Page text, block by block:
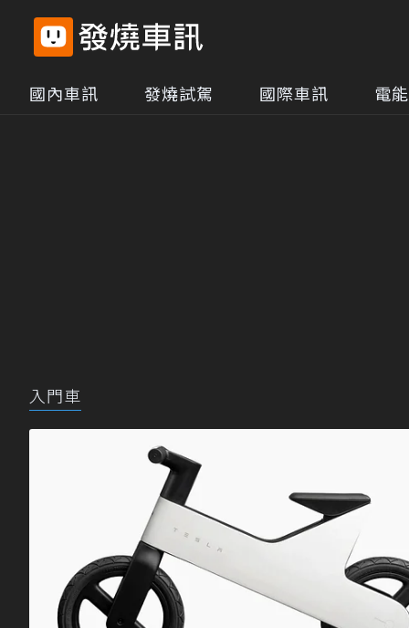
國內車訊 發燒試駕 國際車訊 電
入門車